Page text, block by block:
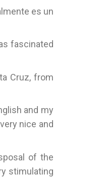
es un
fascinated
Cruz, from
and my
nice and
of the
stimulating